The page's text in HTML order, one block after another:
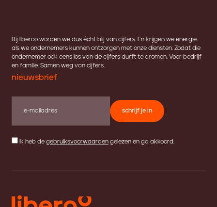
Bij liberoo worden we dus écht blij van cijfers. En krijgen we energie
als we ondernemers kunnen ontzorgen met onze diensten. Zodat die
ondernemer ook eens los van de cijfers durft te dromen. Voor bedrijf
en familie. Samen weg van cijfers.
nieuwsbrief
schrijf je in
Ik heb de gebruiksvoorwaarden gelezen en ga akkoord.